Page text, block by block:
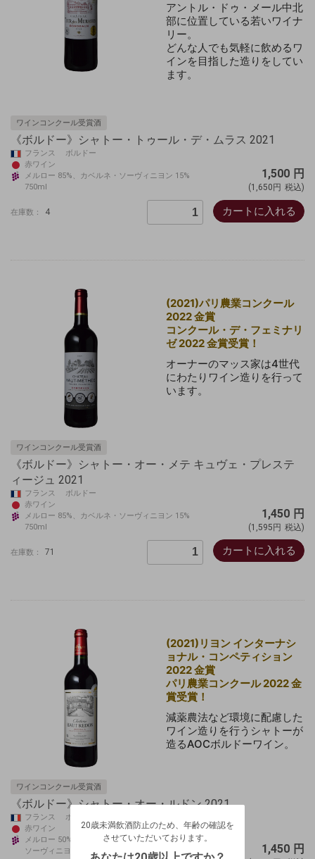
アントル・ドゥ・メール中北
部に位置している若いワイナ
リー。
どんな人でも気軽に飲めるワ
インを目指した造りをしてい
ます。
ワインコンクール受賞酒
《ボルドー》シャトー・トゥール・デ・ムラス 2021
フランス ボルドー
赤ワイン
メルロー 85%、カベルネ・ソーヴィニヨン 15%
750ml
1,500 円
(1,650円 税込)
在庫数： 4 カートに入れる
(2021)パリ農業コンクール
2022 金賞
コンクール・デ・フェミナリ
ゼ 2022 金賞受賞！
オーナーのマッス家は4世代
にわたりワイン造りを行って
います。
ワインコンクール受賞酒
《ボルドー》シャトー・オー・メテ キュヴェ・プレステ
ィージュ 2021
フランス ボルドー
赤ワイン
メルロー 85%、カベルネ・ソーヴィニヨン 15%
750ml
1,450 円
(1,595円 税込)
在庫数： 71 カートに入れる
(2021)リヨン インターナシ
ョナル・コンペティション
2022 金賞
パリ農業コンクール 2022 金
賞受賞！
減薬農法など環境に配慮した
ワイン造りを行うシャトーが
造るAOCボルドーワイン。
ワインコンクール受賞酒
《ボルドー》シャトー・オー・ルドン 2021
フランス ボルドー
赤ワイン
メルロー 50%/カベルネ・フラン 30%/カベルネ・
ソーヴィニヨン 20%
1,450 円
20歳未満飲酒防止のため、年齢の確認を
させていただいております。
20歳未満飲酒防止のため、年齢の確認を
生年月日を入力してください。
西暦
ログアウトします。よろしいですか？